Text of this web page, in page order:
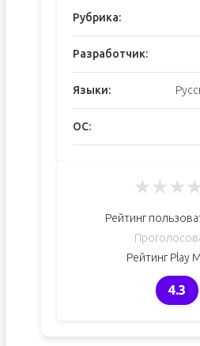
Рубрика:
Разработчик:
Языки:
ОС:
★★★
Рейтинг
Рейтинг Play
4.3